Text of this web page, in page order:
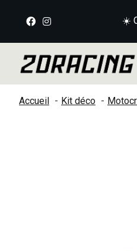
☀️
Accueil Kit déco